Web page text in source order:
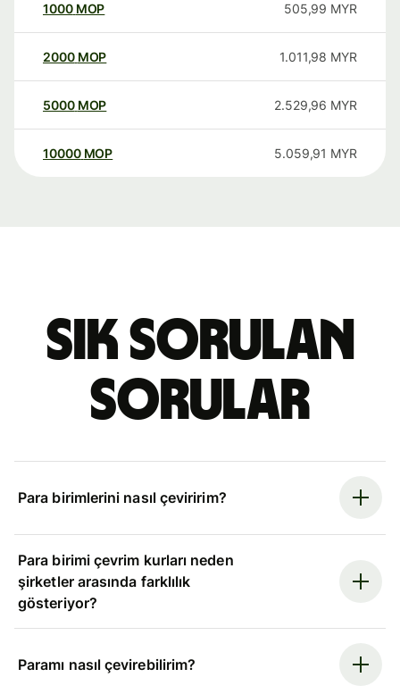
1000 MOP 505,99 MYR
2000 MOP 1.011,98 MYR
5000 MOP 2.529,96 MYR
10000 MOP 5.059,91 MYR
Sık sorulan
sorular
Para birimlerini nasıl çeviririm?
Para birimi çevrim kurları neden
şirketler arasında farklılık
gösteriyor?
Paramı nasıl çevirebilirim?